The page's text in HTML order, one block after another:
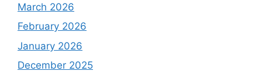
March 2026
February 2026
January 2026
December 2025